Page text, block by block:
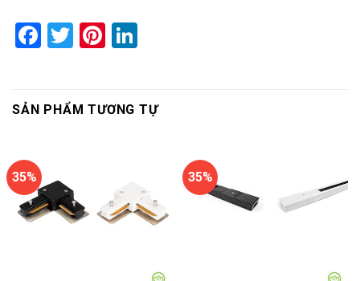
Facebook
TwitterPinterest
SẢN PHẨM TƯƠNG TỰ
35% 35%